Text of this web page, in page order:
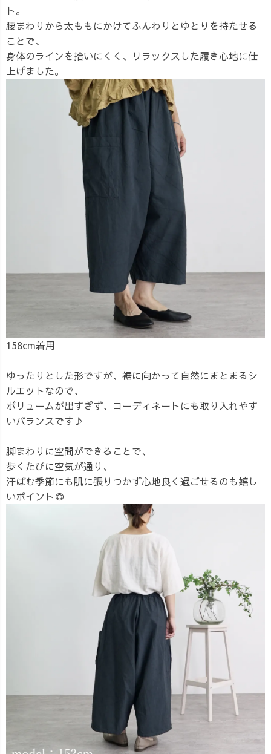
ト。
腰まわりから太ももにかけてふんわりとゆとりを持たせる
ことで、
身体のラインを拾いにくく、リラックスした履き心地に仕
上げました。
158cm着用
ゆったりとした形ですが、裾に向かって自然にまとまるシ
ルエットなので、
ボリュームが出すぎず、コーディネートにも取り入れやす
いバランスです♪
脚まわりに空間ができることで、
歩くたびに空気が通り、
汗ばむ季節にも肌に張りつかず心地良く過ごせるのも嬉し
いポイント◎